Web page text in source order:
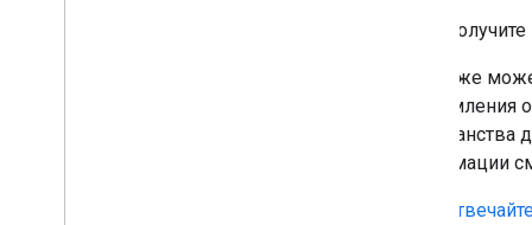
Вы также
уведомления
информации